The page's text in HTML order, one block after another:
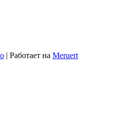
| Работает на Meruert